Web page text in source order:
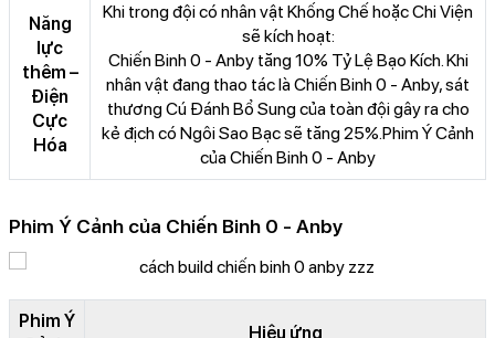
Năng
lực
thêm –
Điện
Cực
Hóa
Khi trong đội có nhân vật Khống Chế hoặc Chi Viện
sẽ kích hoạt:
Chiến Binh 0 - Anby tăng 10% Tỷ Lệ Bạo Kích. Khi
nhân vật đang thao tác là Chiến Binh 0 - Anby, sát
thương Cú Đánh Bổ Sung của toàn đội gây ra cho
kẻ địch có Ngôi Sao Bạc sẽ tăng 25%.Phim Ý Cảnh
của Chiến Binh 0 - Anby
Phim Ý Cảnh của Chiến Binh 0 - Anby
Phim Ý
Hiệu ứng